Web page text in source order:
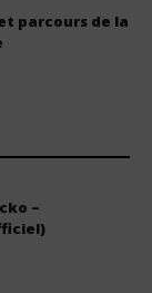
parcours de la
–